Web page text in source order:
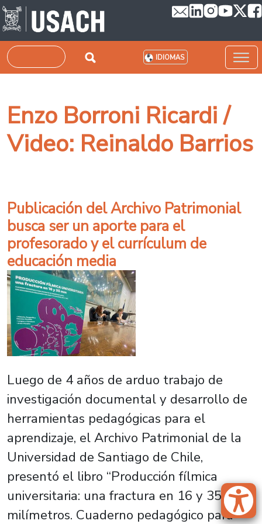
Pasar al contenido principal
Buscar IDIOMAS
Enzo Borroni Ricardi /
Video: Reinaldo Barrios
Publicación del Archivo Patrimonial
busca ser un aporte para el
profesorado y el currículum de
educación media
Luego de 4 años de arduo trabajo de
investigación documental y desarrollo de
herramientas pedagógicas para el
aprendizaje, el Archivo Patrimonial de la
Universidad de Santiago de Chile,
presentó el libro “Producción fílmica
universitaria: una fractura en 16 y 35
milímetros. Cuaderno pedagógico para